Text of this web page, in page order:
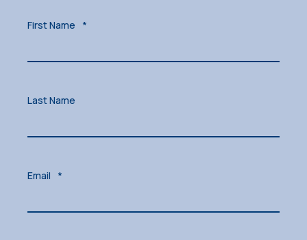
First Name *
Last Name
Email *